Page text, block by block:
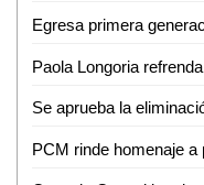
Se aprueba la
PCM rinde homenaje